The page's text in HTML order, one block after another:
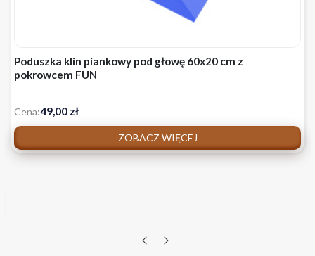
Poduszka klin piankowy pod głowę 60x20 cm z
pokrowcem FUN
Cena:49,00 zł
ZOBACZ WIĘCEJ